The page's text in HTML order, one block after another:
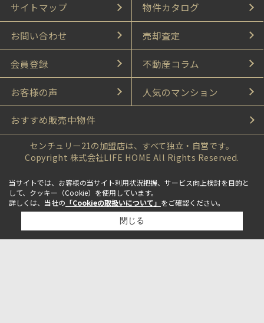
サイトマップ 物件カタログ
お問い合わせ 売却査定
会員登録 不動産コラム
お客様の声 人気のマンション
おすすめ販売中物件
センチュリー21の加盟店は、すべて独立・自営です。
Copyright 株式会社LIFE HOME All Rights Reserved.
当サイトでは、お客様の当サイト利用状況把握、サービス向上検討を目的と
して、クッキー（Cookie）を使用しています。
詳しくは、当社の 「Cookieの取扱いについて」 をご確認ください。
閉じる